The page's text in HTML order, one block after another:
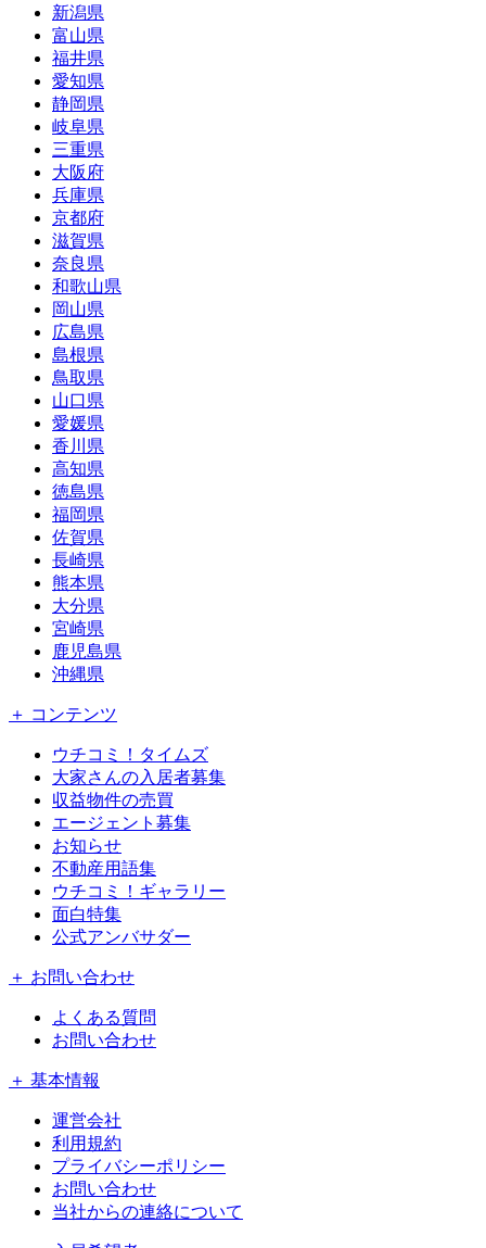
新潟県
富山県
福井県
愛知県
静岡県
岐阜県
三重県
大阪府
兵庫県
京都府
滋賀県
奈良県
和歌山県
岡山県
広島県
島根県
鳥取県
山口県
愛媛県
香川県
高知県
徳島県
福岡県
佐賀県
長崎県
熊本県
大分県
宮崎県
鹿児島県
沖縄県
＋ コンテンツ
ウチコミ！タイムズ
大家さんの入居者募集
収益物件の売買
エージェント募集
お知らせ
不動産用語集
ウチコミ！ギャラリー
面白特集
公式アンバサダー
＋ お問い合わせ
よくある質問
お問い合わせ
＋ 基本情報
運営会社
利用規約
プライバシーポリシー
お問い合わせ
当社からの連絡について